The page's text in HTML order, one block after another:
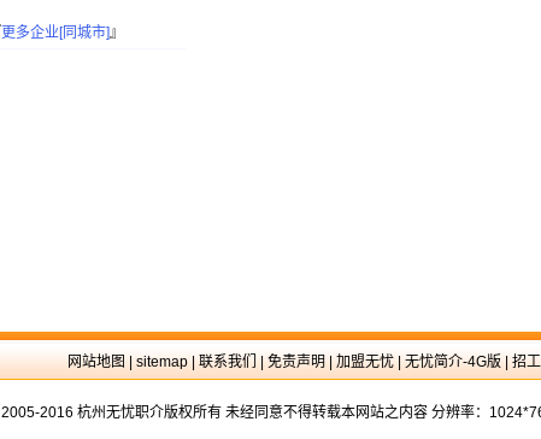
更多企业[同城市]』
网站地图 sitemap 联系我们 免责声明 加盟无忧| 无忧简介-4G版 招
2005-2016 杭州无忧职介版权所有 未经同意不得转载本网站之内容 分辨率：